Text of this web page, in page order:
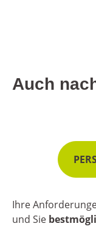
Auch
Ihre
und Sie